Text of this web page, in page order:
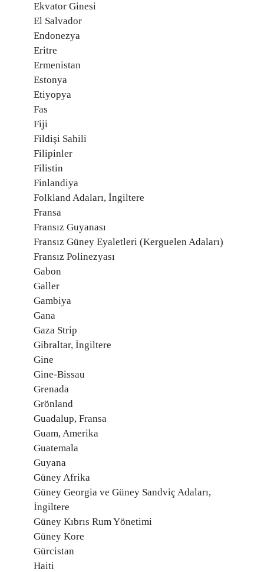
Ekvator Ginesi
El Salvador
Endonezya
Eritre
Ermenistan
Estonya
Etiyopya
Fas
Fiji
Fildişi Sahili
Filipinler
Filistin
Finlandiya
Folkland Adaları, İngiltere
Fransa
Fransız Guyanası
Fransız Güney Eyaletleri (Kerguelen Adaları)
Fransız Polinezyası
Gabon
Galler
Gambiya
Gana
Gaza Strip
Gibraltar, İngiltere
Gine
Gine-Bissau
Grenada
Grönland
Guadalup, Fransa
Guam, Amerika
Guatemala
Guyana
Güney Afrika
Güney Georgia ve Güney Sandviç Adaları,
İngiltere
Güney Kıbrıs Rum Yönetimi
Güney Kore
Gürcistan
Haiti